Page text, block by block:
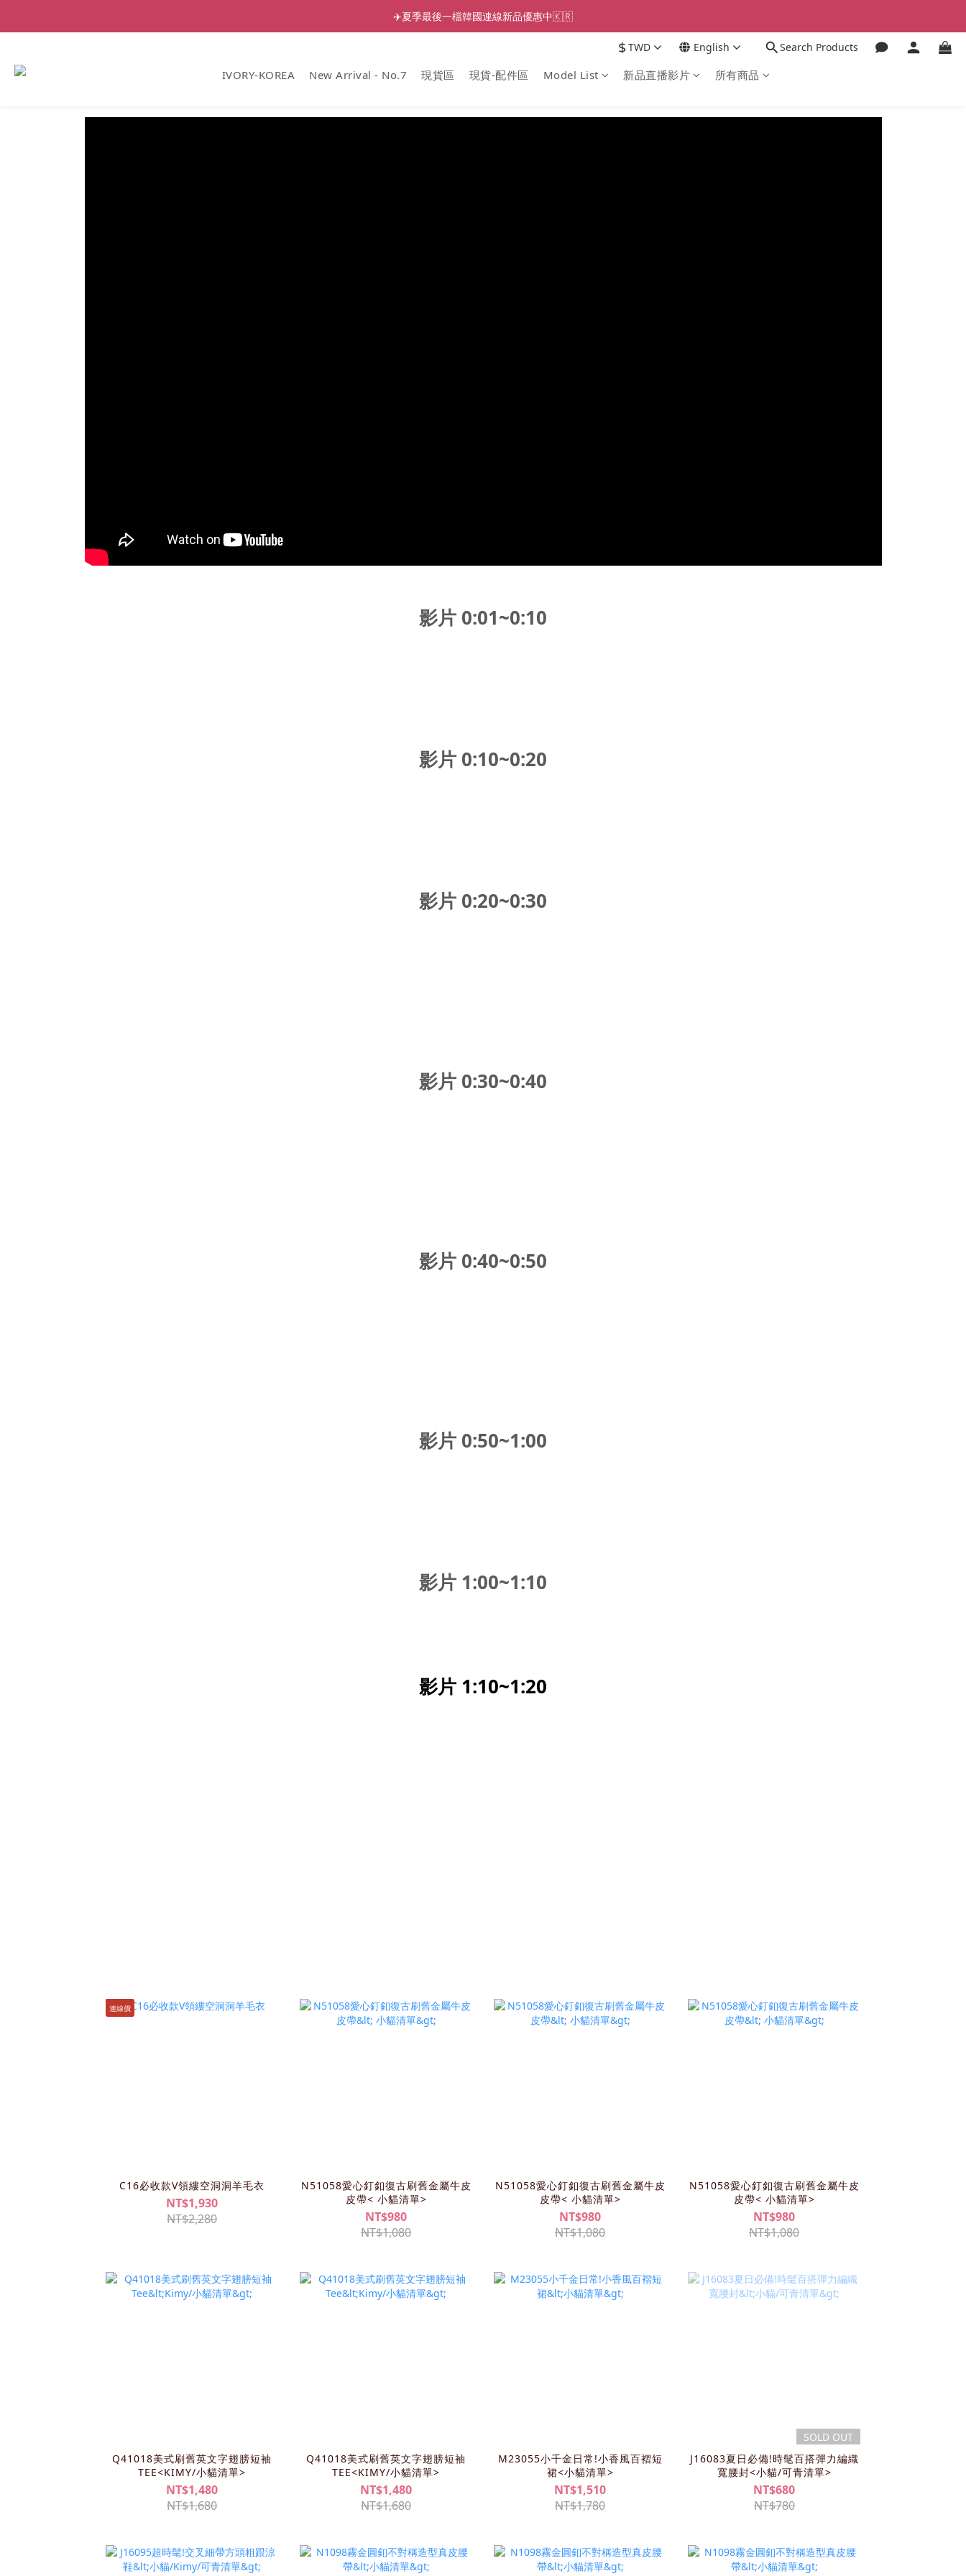
✈️夏季最後一檔韓國連線新品優惠中🇰🇷
$TWD English Search Products
IVORY-KOREA New Arrival - No.7 現貨區 現貨-配件區 Model List 新品直播影片 所有商品
影片 0:01~0:10
影片 0:10~0:20
影片 0:20~0:30
影片 0:30~0:40
影片 0:40~0:50
影片 0:50~1:00
影片 1:00~1:10
影片 1:10~1:20
連線價
C16必收款V領縷空洞洞羊毛衣
NT$1,930
NT$2,280
N51058愛心釘釦復古刷舊金屬牛皮
皮帶< 小貓清單>
NT$980
NT$1,080
N51058愛心釘釦復古刷舊金屬牛皮
皮帶< 小貓清單>
NT$980
NT$1,080
N51058愛心釘釦復古刷舊金屬牛皮
皮帶< 小貓清單>
NT$980
NT$1,080
Q41018美式刷舊英文字翅膀短袖
TEE<KIMY/小貓清單>
NT$1,480
NT$1,680
Q41018美式刷舊英文字翅膀短袖
TEE<KIMY/小貓清單>
NT$1,480
NT$1,680
M23055小千金日常!小香風百褶短
裙<小貓清單>
NT$1,510
NT$1,780
SOLD OUT
J16083夏日必備!時髦百搭彈力編織
寬腰封<小貓/可青清單>
NT$680
NT$780